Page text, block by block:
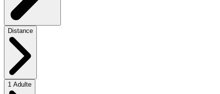
Distance
1 Adulte